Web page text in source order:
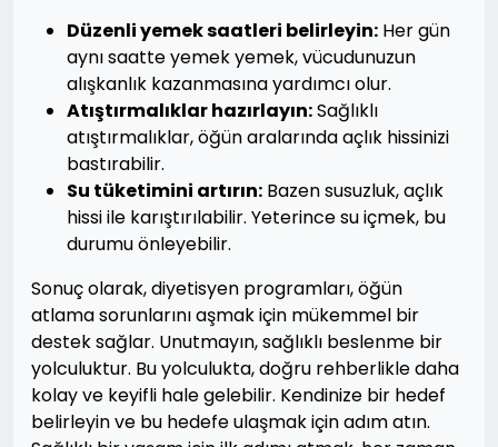
Düzenli yemek saatleri belirleyin: Her gün
aynı saatte yemek yemek, vücudunuzun
alışkanlık kazanmasına yardımcı olur.
Atıştırmalıklar hazırlayın:Sağlıklı
atıştırmalıklar, öğün aralarında açlık hissinizi
bastırabilir.
Su tüketimini artırın: Bazen susuzluk, açlık
hissi ile karıştırılabilir. Yeterince su içmek, bu
durumu önleyebilir.
Sonuç olarak, diyetisyen programları, öğün
atlama sorunlarını aşmak için mükemmel bir
destek sağlar. Unutmayın, sağlıklı beslenme bir
yolculuktur. Bu yolculukta, doğru rehberlikle daha
kolay ve keyifli hale gelebilir. Kendinize bir hedef
belirleyin ve bu hedefe ulaşmak için adım atın.